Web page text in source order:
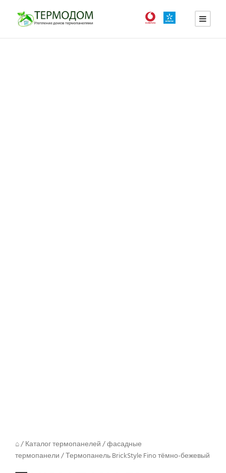
⌂/Каталог термопанелей/фасадные
термопанели/Термопанель BrickStyle Fino тёмно-бежевый